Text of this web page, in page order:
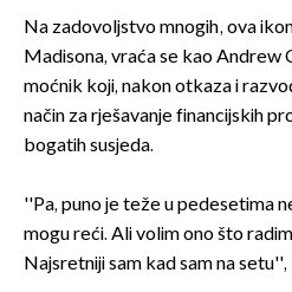
Na zadovoljstvo mnogih, ova
Madisona, vraća se kao Andrew
moćnik koji, nakon otkaza i
način za rješavanje financijskih
bogatih susjeda.
''Pa, puno je teže u pedesetima
mogu reći. Ali volim ono što
Najsretniji sam kad sam na setu'',